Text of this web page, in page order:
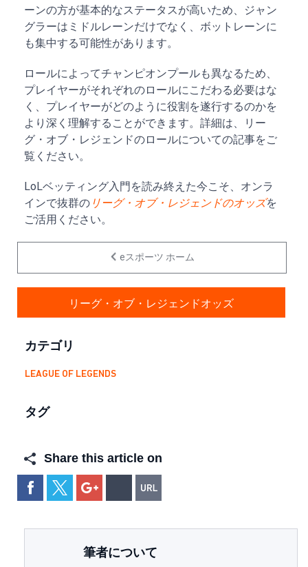
ーンの方が基本的なステータスが高いため、ジャン
グラーはミドルレーンだけでなく、ボットレーンに
も集中する可能性があります。
ロールによってチャンピオンプールも異なるため、
プレイヤーがそれぞれのロールにこだわる必要はな
く、プレイヤーがどのように役割を遂行するのかを
より深く理解することができます。詳細は、リー
グ・オブ・レジェンドのロールについての記事をご
覧ください。
LoLベッティング入門を読み終えた今こそ、オンラ
インで抜群の リーグ・オブ・レジェンドのオッズを
ご活用ください。
eスポーツ ホーム
リーグ・オブ・レジェンドオッズ
カテゴリ
LEAGUE OF LEGENDS
タグ
Share this article on
筆者について